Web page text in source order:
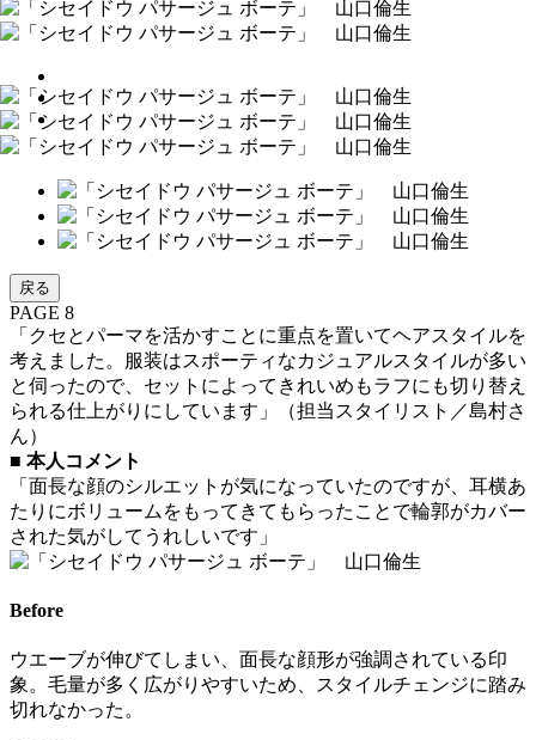
戻る
PAGE 8
「クセとパーマを活かすことに重点を置いてヘアスタイルを
考えました。服装はスポーティなカジュアルスタイルが多い
と伺ったので、セットによってきれいめもラフにも切り替え
られる仕上がりにしています」（担当スタイリスト／島村さ
ん）
■ 本人コメント
「面長な顔のシルエットが気になっていたのですが、耳横あ
たりにボリュームをもってきてもらったことで輪郭がカバー
された気がしてうれしいです」
Before
ウエーブが伸びてしまい、面長な顔形が強調されている印
象。毛量が多く広がりやすいため、スタイルチェンジに踏み
切れなかった。